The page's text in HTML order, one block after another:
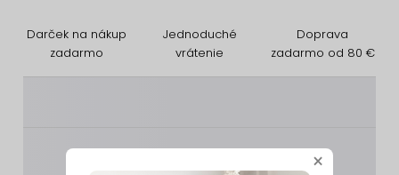
Darček na nákup
zadarmo
Jednoduché
vrátenie
Doprava
zadarmo od 80 €
________
×